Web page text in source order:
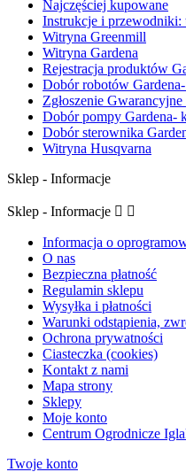
Najczęściej kupowane
Instrukcje i przewodniki:
Witryna Greenmill
Witryna Gardena
Rejestracja produktów
Dobór robotów
Zgłoszenie
Dobór pompy Gardena-
Dobór sterownika
Witryna Husqvarna
Sklep - Informacje
Sklep - Informacje  
Informacja o
O nas
Bezpieczna płatność
Regulamin sklepu
Wysyłka i płatności
Warunki odstąpienia,
Ochrona prywatności
Ciasteczka (cookies)
Kontakt z nami
Mapa strony
Sklepy
Moje konto
Centrum Ogrodnicze
Twoje konto